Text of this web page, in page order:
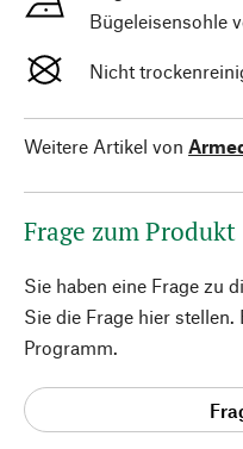
Bügeleisensohle
Nicht
Weitere Artikel von
Frage zum Produkt
Sie haben eine Frage zu
Sie die Frage hier
Programm.